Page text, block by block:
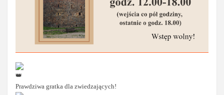
Prawdziwa gratka dla zwiedzających!